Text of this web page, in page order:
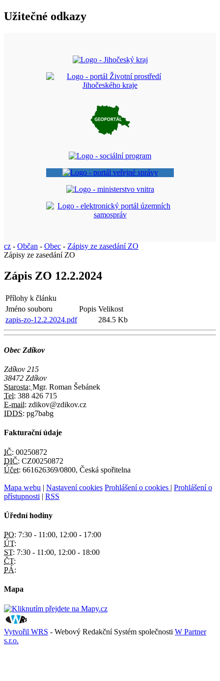
Užitečné odkazy
cz - Občan - Obec - Zápisy ze zasedání ZO
Zápisy ze zasedání ZO
Zápis ZO 12.2.2024
Přílohy k článku
Jméno souboru
Popis Velikost
zapis-zo-12.2.2024.pdf
284.5 Kb
Obec Zdíkov
Zdíkov 215
38472 Zdíkov
Starosta: Mgr. Roman Šebánek
Tel: 388 426 715
E-mail: zdikov@zdikov.cz
IDDS: pg7babg
Fakturační údaje
IČ: 00250872
DIČ: CZ00250872
Účet: 661626369/0800, Česká spořitelna
Mapa webu | Nastavení cookies Prohlášení o cookies | Prohlášení o
přístupnosti | RSS
Úřední hodiny
PO: 7:30 - 11:00, 12:00 - 17:00
ÚT:
ST: 7:30 - 11:00, 12:00 - 18:00
ČT:
PÁ:
Mapa
Vytvořil WRS - Webový Redakční Systém společnosti W Partner
s.r.o.